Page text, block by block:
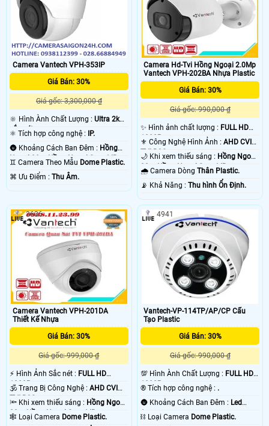
Camera Vantech VPH-353IP
Giá Bán: 30%
Giá gốc: 3,300,000 ₫
🔆 Hình Ành Chất Lượng : Ultra 2k+
sắc nét .
⚛️ Tích hợp công nghệ : IP.
🌚 Khoảng Cách Ban Đêm : Hồng
Ngoại 30m Hồng Ngoại Smart IR.
♊ Camera Theo Mẫu Dome Plastic.
️⌘ Ưu Điểm : Thu Âm.
Camera Hd-Tvi Hồng Ngoại 2.0Mp
Vantech VPH-202BA Nhựa Plastic
Giá Bán: 30%
Giá gốc: 990,000 ₫
✨ Hình ảnh chất lượng : FULL HD
1080P .
⚜️ Công Nghệ Hình Ảnh :AHD CVI
TVI BCS.
🌙 Khi xem thiếu sáng : Hồng Ngoại
30m Hồng Ngoại Smart IR.
🌧️ Camera DòngThân Plastic.
️📡 Khả Năng :Thu hình Ổn Định.
Camera Vantech VPH-201DA
Thiết Kế Nhựa
Giá Bán: 30%
Giá gốc: 999,000 ₫
️⚡ Hình Ảnh Sắc nét : FULL HD
1080P .
🕉️ Trang Bị Công Nghệ : AHD CVI
TVI BCS.
🔦 Khi xem thiếu sáng : Hồng Ngoại
30m Hồng Ngoại Smart IR.
🕸️ Loại Camera Dome Plastic.
3636
Vantech-VP-114TP/AP/CP Cấu
Tạo Plastic
Giá Bán: 30%
Giá gốc: 990,000 ₫
💯 Hình Ành Chất Lượng : FULL HD
1080P .
®️ Tích hợp công nghệ : .
🌚 Khoảng Cách Ban Đêm : Led
Array.⛓ Loại Camera Dome Plastic.
4941